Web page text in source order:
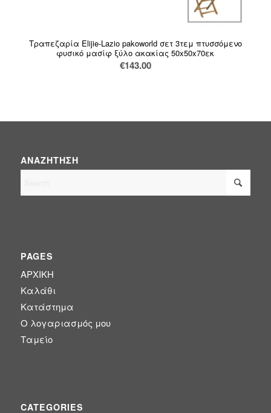
Τραπεζαρία Elijie-Lazio pakoworld σετ 3τεμ πτυσσόμενο
φυσικό μασίφ ξύλο ακακίας 50x50x70εκ
€143.00
ΑΝΑΖΉΤΗΣΗ
PAGES
ΑΡΧΙΚΗ
Καλάθι
Κατάστημα
Ο λογαριασμός μου
Ταμείο
CATEGORIES